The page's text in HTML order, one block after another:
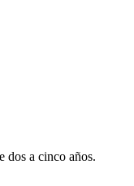
dos a cinco años.